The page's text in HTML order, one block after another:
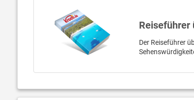
Reiseführer
Der Reiseführer